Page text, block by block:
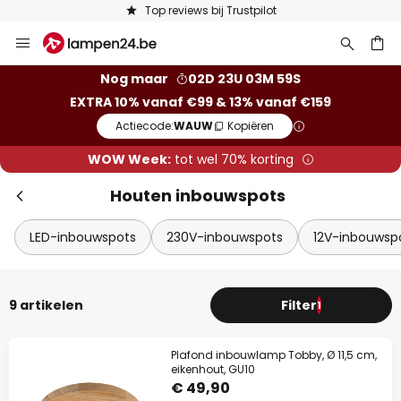
Top reviews bij Trustpilot
naar
Nog maar
02D 23U 03M 59S
EXTRA 10% vanaf €99 & 13% vanaf €159
Actiecode:WAUW Kopiëren
WOW Week:tot wel 70% korting
Houten inbouwspots
LED-inbouwspots 230V-inbouwspots 12V-
9 artikelen Filter1
Plafond inbouwlamp Tobby, Ø 11,5 cm,
eikenhout, GU10
€ 49,90